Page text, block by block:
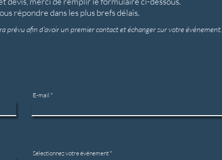
répondre dans les plus brefs délais.
prévu afin d'avoir un premier contact et échanger sur votre événement.
E-mail
Sélectionnez votre événement